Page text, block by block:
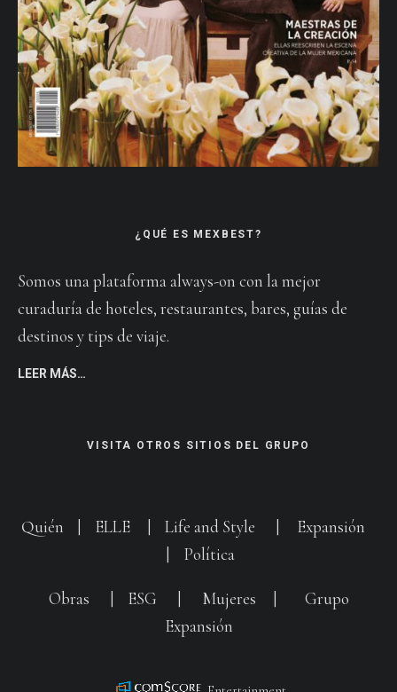
¿QUÉ ES MEXBEST?
Somos una plataforma always-on con la mejor
curaduría de hoteles, restaurantes, bares, guías de
destinos y tips de viaje.
LEER MÁS…
VISITA OTROS SITIOS DEL GRUPO
Quién ELLE Life and Style
Expansión
Política
Obras ESG Mujeres
Grupo
Expansión